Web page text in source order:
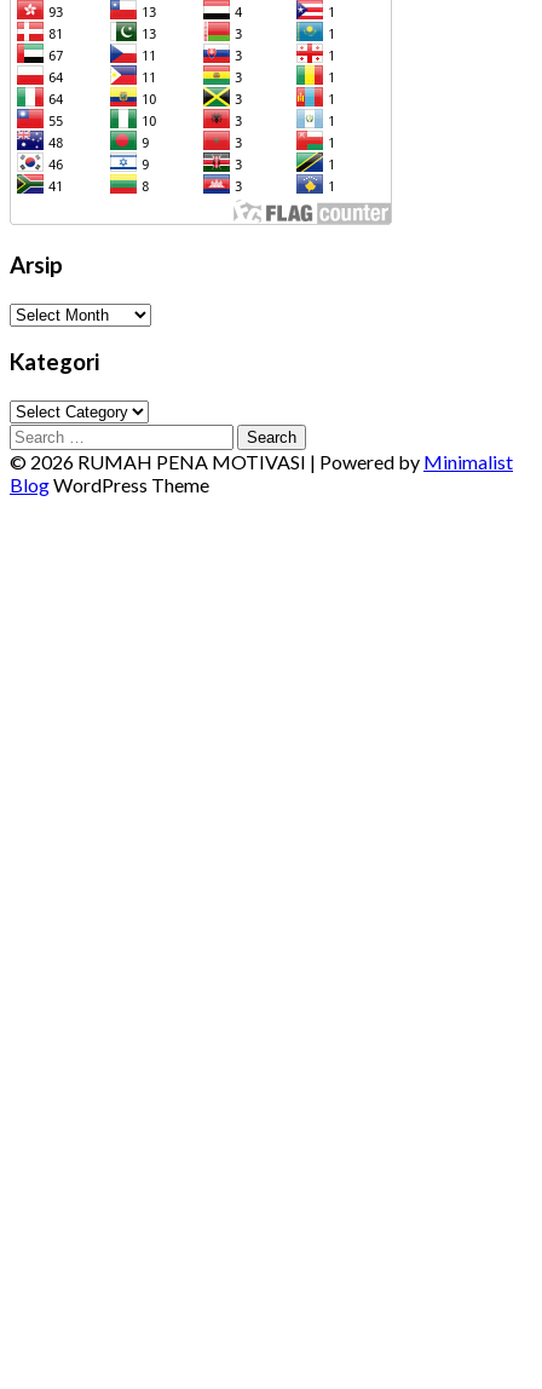
Arsip
Arsip
Kategori
Kategori
Search
for:
© 2026 RUMAH PENA MOTIVASI | Powered by Minimalist
BlogWordPress Theme